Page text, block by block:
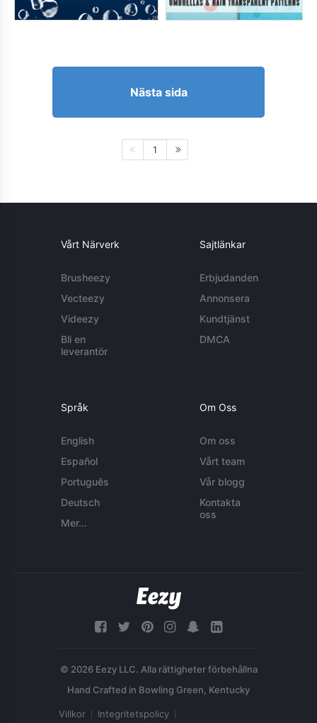
Nästa sida
1
Vårt Närverk
Brusheezy
Vecteezy
Videezy
Bli en
leverantör
Sajtlänkar
Erbjudanden
Annonsera
Kundtjänst
DMCA
Språk
English
Español
Português
Deutsch
Mer...
Om Oss
Om oss
Vårt team
Vår blogg
Kontakta
oss
© 2026 Eezy LLC. Alla rättigheter förbehållna
Villkor Integritetspolicy